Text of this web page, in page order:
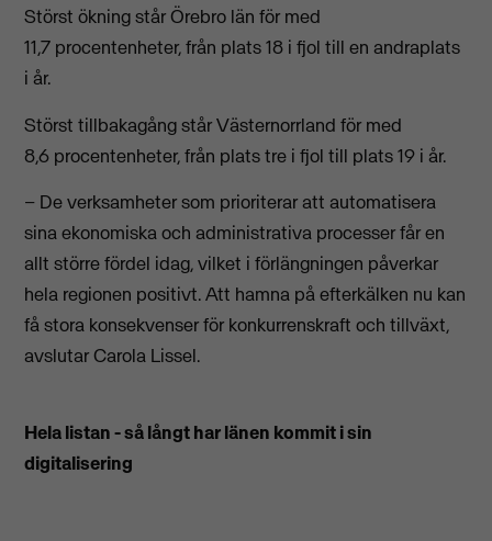
Störst ökning står Örebro län för med
11,7 procentenheter, från plats 18 i fjol till en andraplats
i år.
Störst tillbakagång står Västernorrland för med
8,6 procentenheter, från plats tre i fjol till plats 19 i år.
– De verksamheter som prioriterar att automatisera
sina ekonomiska och administrativa processer får en
allt större fördel idag, vilket i förlängningen påverkar
hela regionen positivt. Att hamna på efterkälken nu kan
få stora konsekvenser för konkurrenskraft och tillväxt,
avslutar Carola Lissel.
Hela listan - så långt har länen kommit i sin
digitalisering